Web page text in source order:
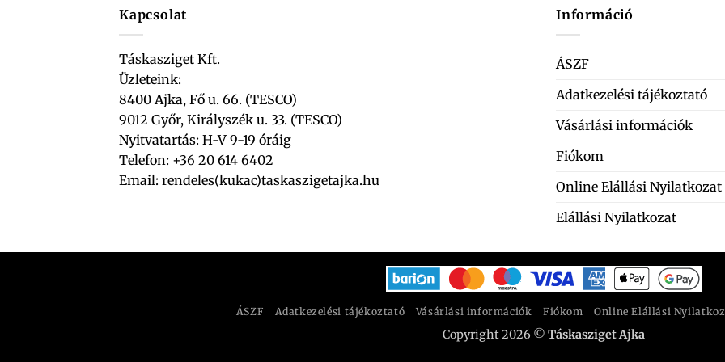
Kapcsolat
Táskasziget Kft.
Üzleteink:
8400 Ajka, Fő u. 66. (TESCO)
9012 Győr, Királyszék u. 33. (TESCO)
Nyitvatartás: H-V 9-19 óráig
Telefon: +36 20 614 6402
Email: rendeles(kukac)taskaszigetajka.hu
Információ
ÁSZF
Adatkezelési tájékoztató
Vásárlási információk
Fiókom
Online Elállási Nyilatkozat
Elállási Nyilatkozat
ÁSZF Adatkezelési tájékoztató Vásárlási információk Fiókom Online Elállási
Copyright 2026 © Táskasziget Ajka